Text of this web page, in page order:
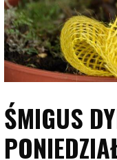
ŚMIGUS